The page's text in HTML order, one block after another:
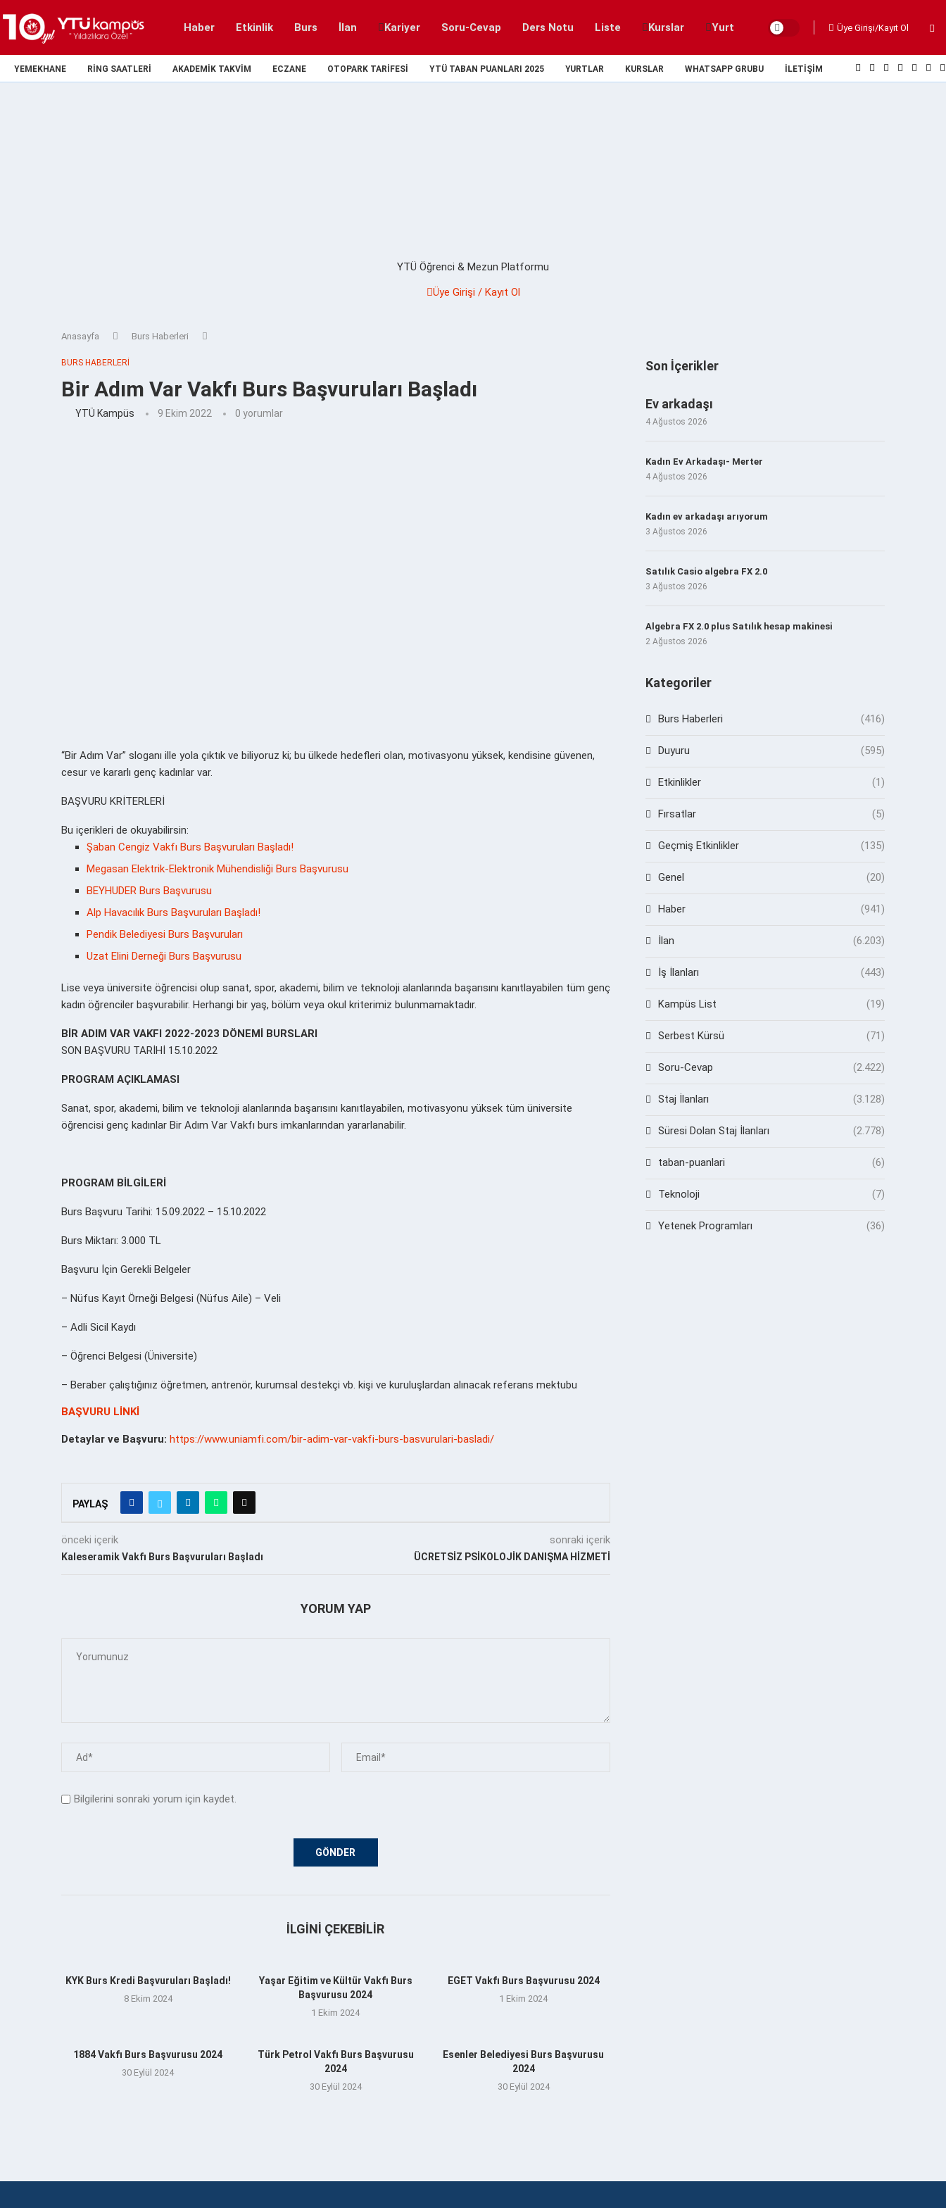
Haber Etkinlik Burs İlan Kariyer Soru-Cevap Ders Notu Liste Kurslar Yurt Üye Girişi/Kayıt Ol
YEMEKHANE RING SAATLERI AKADEMIK TAKVIM ECZANE OTOPARK TARIFESI YTÜ TABAN PUANLARI 2025 YURTLAR KURSLAR WHATSAPP GRUBU İLETIŞIM
YTÜ Öğrenci & Mezun Platformu
Üye Girişi / Kayıt Ol
Anasayfa Burs Haberleri
BURS HABERLERI
Bir Adım Var Vakfı Burs Başvuruları Başladı
YTÜ Kampüs 9 Ekim 2022 0 yorumlar
“Bir Adım Var” sloganı ille yola çıktık ve biliyoruz ki; bu ülkede hedefleri olan, motivasyonu yüksek, kendisine güvenen,
cesur ve kararlı genç kadınlar var.
BAŞVURU KRİTERLERİ
Bu içerikleri de okuyabilirsin:
Şaban Cengiz Vakfı Burs Başvuruları Başladı!
Megasan Elektrik-Elektronik Mühendisliği Burs Başvurusu
BEYHUDER Burs Başvurusu
Alp Havacılık Burs Başvuruları Başladı!
Pendik Belediyesi Burs Başvuruları
Uzat Elini Derneği Burs Başvurusu
Lise veya üniversite öğrencisi olup sanat, spor, akademi, bilim ve teknoloji alanlarında başarısını kanıtlayabilen tüm genç
kadın öğrenciler başvurabilir. Herhangi bir yaş, bölüm veya okul kriterimiz bulunmamaktadır.
BİR ADIM VAR VAKFI 2022-2023 DÖNEMİ BURSLARI
SON BAŞVURU TARİHİ 15.10.2022
PROGRAM AÇIKLAMASI
Sanat, spor, akademi, bilim ve teknoloji alanlarında başarısını kanıtlayabilen, motivasyonu yüksek tüm üniversite
öğrencisi genç kadınlar Bir Adım Var Vakfı burs imkanlarından yararlanabilir.
PROGRAM BİLGİLERİ
Burs Başvuru Tarihi: 15.09.2022 – 15.10.2022
Burs Miktarı: 3.000 TL
Başvuru İçin Gerekli Belgeler
– Nüfus Kayıt Örneği Belgesi (Nüfus Aile) – Veli
– Adli Sicil Kaydı
– Öğrenci Belgesi (Üniversite)
– Beraber çalıştığınız öğretmen, antrenör, kurumsal destekçi vb. kişi ve kuruluşlardan alınacak referans mektubu
BAŞVURU LİNKİ
Detaylar ve Başvuru: https://www.uniamfi.com/bir-adim-var-vakfi-burs-basvurulari-basladi/
PAYLAŞ
önceki içerik
Kaleseramik Vakfı Burs Başvuruları Başladı
sonraki içerik
ÜCRETSİZ PSİKOLOJİK DANIŞMA HİZMETİ
YORUM YAP
Bilgilerini sonraki yorum için kaydet.
İLGINI ÇEKEBILIR
KYK Burs Kredi Başvuruları Başladı!
8 Ekim 2024
Yaşar Eğitim ve Kültür Vakfı Burs
Başvurusu 2024
1 Ekim 2024
EGET Vakfı Burs Başvurusu 2024
1 Ekim 2024
1884 Vakfı Burs Başvurusu 2024
30 Eylül 2024
Türk Petrol Vakfı Burs Başvurusu
2024
30 Eylül 2024
Esenler Belediyesi Burs Başvurusu
2024
30 Eylül 2024
Son İçerikler
Ev arkadaşı
4 Ağustos 2026
Kadın Ev Arkadaşı- Merter
4 Ağustos 2026
Kadın ev arkadaşı arıyorum
3 Ağustos 2026
Satılık Casio algebra FX 2.0
3 Ağustos 2026
Algebra FX 2.0 plus Satılık hesap makinesi
2 Ağustos 2026
Kategoriler
Burs Haberleri (416)
Duyuru (595)
Etkinlikler (1)
Fırsatlar (5)
Geçmiş Etkinlikler (135)
Genel (20)
Haber (941)
İlan (6.203)
İş İlanları (443)
Kampüs List (19)
Serbest Kürsü (71)
Soru-Cevap (2.422)
Staj İlanları (3.128)
Süresi Dolan Staj İlanları (2.778)
taban-puanlari (6)
Teknoloji (7)
Yetenek Programları (36)